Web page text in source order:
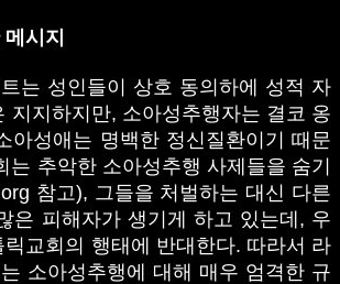
시지
는 성인들이 상호 동의하에 성적 자
지지하지만, 소아성추행자는 결코 옹
아성애는 명백한 정신질환이기 때문
는 추악한 소아성추행 사제들을 숨기
참고), 그들을 처벌하는 대신 다른
은 피해자가 생기게 하고 있는데, 우
교회의 행태에 반대한다. 따라서 라
소아성추행에 대해 매우 엄격한 규